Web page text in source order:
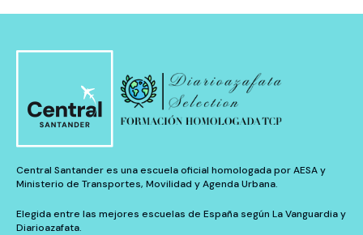
Central Santander es una escuela oficial homologada por AESA y
Ministerio de Transportes, Movilidad y Agenda Urbana.
Elegida entre las mejores escuelas de España según La Vanguardia y
Diarioazafata.